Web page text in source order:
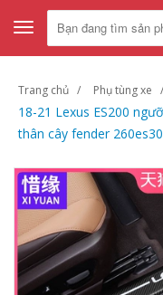
Toggle
navigation
Trang chủ Phụ tùng xe
18-21 Lexus ES200
thân cây fender